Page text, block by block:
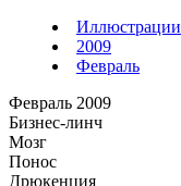
Иллюстрации
2009
Февраль
Февраль 2009
Бизнес-линч
Мозг
Понос
Дрюкенция